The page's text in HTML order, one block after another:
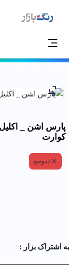
كوارت
ناموجود
به اشتراک بزار :